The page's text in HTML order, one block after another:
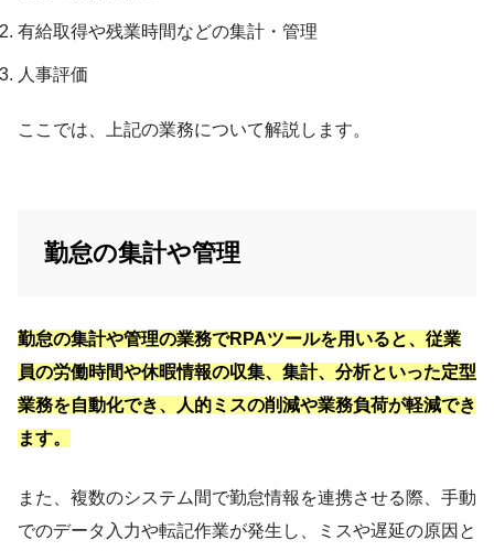
有給取得や残業時間などの集計・管理
人事評価
ここでは、上記の業務について解説します。
勤怠の集計や管理
勤怠の集計や管理の業務でRPAツールを用いると、​従業
員の労働時間や休暇情報の収集、集計、分析といった定型
業務を自動化でき、人的ミスの削減や業務負荷が軽減でき
ます。
また、複数のシステム間で勤怠情報を連携させる際、手動
でのデータ入力や転記作業が発生し、ミスや遅延の原因と